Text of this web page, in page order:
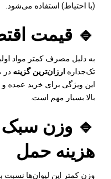
(با احتیاط) استفاده می‌شود.
🔹 قیمت
به دلیل مصرف کمتر مواد
تک‌جدارهارزان‌ترین گزینه در
این ویژگی برای خرید عمده
بالا بسیار مهم است.
🔹 وزن
هزینه حمل
وزن کمتر این لیوان‌ها نسبت